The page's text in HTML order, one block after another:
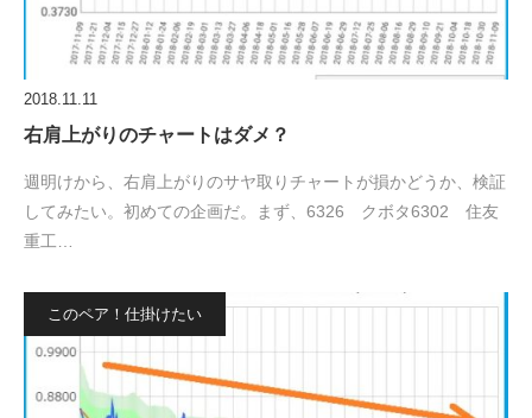
2018.11.11
右肩上がりのチャートはダメ？
週明けから、右肩上がりのサヤ取りチャートが損かどうか、検証
してみたい。初めての企画だ。まず、6326 クボタ6302 住友
重工…
このペア！仕掛けたい